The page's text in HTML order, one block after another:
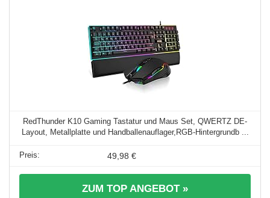
RedThunder K10 Gaming Tastatur und Maus Set, QWERTZ DE-
Layout, Metallplatte und Handballenauflager,RGB-Hintergrundb ...
49,98 €
ZUM TOP ANGEBOT »